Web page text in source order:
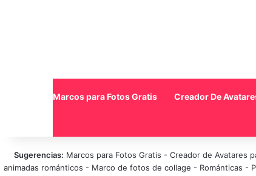
Marcos para Fotos Gratis Creador De
Sugerencias: Marcos para Fotos Gratis - Creador de Avatares
animadas románticos - Marco de fotos de collage - Románticas -